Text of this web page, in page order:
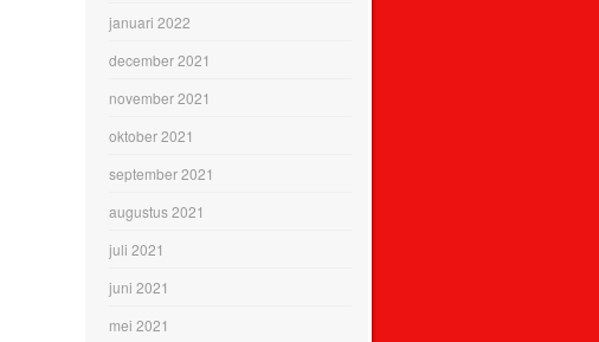
januari 2022
december 2021
november 2021
oktober 2021
september 2021
augustus 2021
juli 2021
juni 2021
mei 2021